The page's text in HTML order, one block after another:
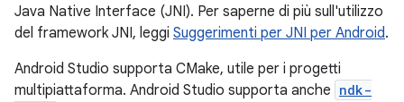
Java Native Interface (JNI). Per saperne di più sull'utilizzo
del framework JNI, leggi Suggerimenti per JNI per Android.
Android Studio supporta CMake, utile per i progetti
multipiattaforma. Android Studio supporta anche ndk-